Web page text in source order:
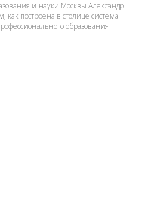
и науки Москвы Александр
как построена в столице система
образования